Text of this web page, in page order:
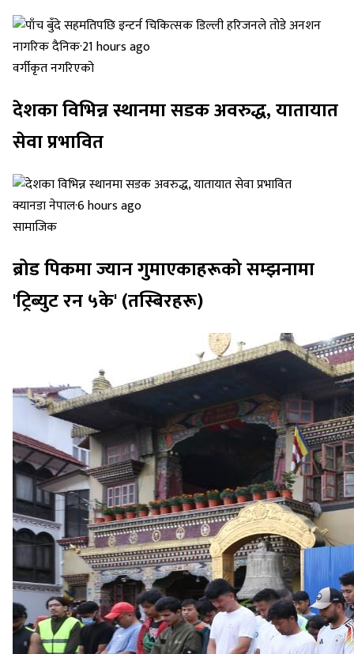
नागरिक दैनिक·21 hours ago
वर्गीकृत नगरिएको
देशका विभिन्न स्थानमा सडक अवरुद्ध, यातायात
सेवा प्रभावित
क्यानडा नेपाल·6 hours ago
सामाजिक
ब्रोड पिकमा ज्यान गुमाएकाहरूको सम्झनामा
'ट्रिब्युट रन ५के' (तस्बिरहरू)